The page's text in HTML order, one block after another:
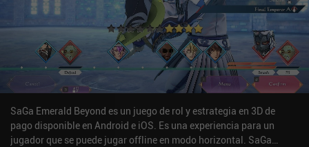
SaGa Emerald Beyond es un juego de rol y estrategia en 3D de
pago disponible en Android e iOS. Es una experiencia para un
jugador que se puede jugar offline en modo horizontal. SaGa